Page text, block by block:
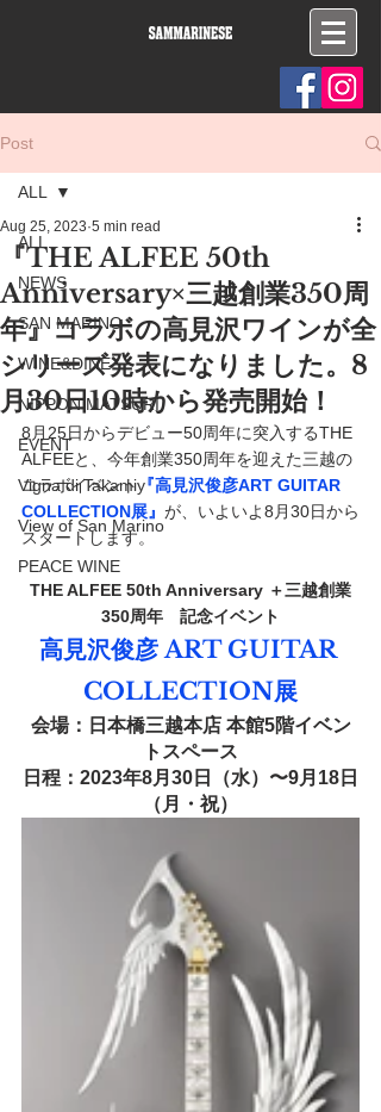
Post
ALL
NEWS
SAN MARINO
WINE&DINE
NIPPON MATSURI
EVENT
Vigna di Takamiy
View of San Marino
PEACE WINE
ALL
『THE ALFEE 50th
Anniversary×三越創業350周
年』コラボの高見沢ワインが全
シリーズ発表になりました。8
月30日10時から発売開始！
Aug 25, 2023 5 min read
8月25日からデビュー50周年に突入するTHE
ALFEEと、今年創業350周年を迎えた三越の
コラボイベント『高見沢俊彦ART GUITAR
COLLECTION展』 が、いよいよ8月30日から
スタートします。
THE ALFEE 50th Anniversary ＋三越創業
350周年　記念イベント
高見沢俊彦 ART GUITAR
COLLECTION展
会場：日本橋三越本店 本館5階イベン
トスペース
日程：2023年8月30日（水）〜9月18日
（月・祝）